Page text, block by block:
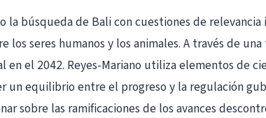
la búsqueda de Bali con cuestiones de
seres humanos y los animales. A través de
el 2042. Reyes-Mariano utiliza elementos de
equilibrio entre el progreso y la regulación
sobre las ramificaciones de los avances